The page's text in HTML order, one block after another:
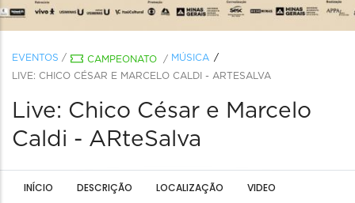
EVENTOS / CAMPEONATO / MÚSICA
LIVE: CHICO CÉSAR E MARCELO CALDI - ARTESALVA
Live: Chico César e Marcelo
Caldi - ARteSalva
INÍCIO DESCRIÇÃO LOCALIZAÇÃO VIDEO